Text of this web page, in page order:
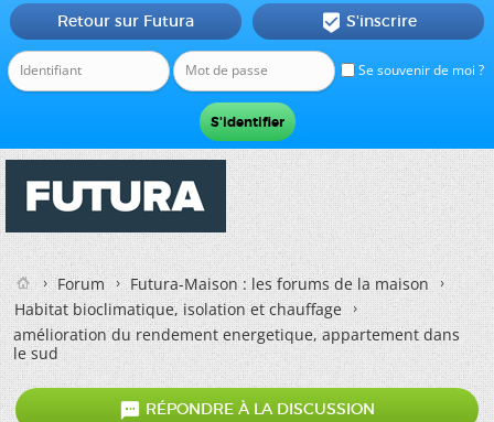
Se souvenir de moi ?
Retour sur Futura  S'inscrire
Forum
Futura-Maison : les forums de la maison
Habitat bioclimatique, isolation et chauffage
amélioration du rendement energetique, appartement dans
le sud
 RÉPONDRE À LA DISCUSSION